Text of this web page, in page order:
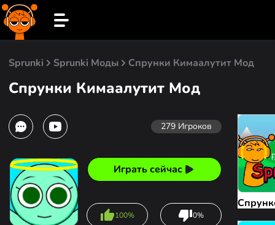
Sprunki Sprunki Моды Спрунки Кимаалутит Мод
Спрунки Кимаалутит Мод
279 Игроков
Играть сейчас
100% 0%